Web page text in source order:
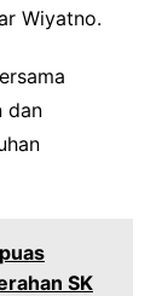
Wiyatno.
dan
SK